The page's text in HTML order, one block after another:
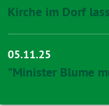
Kirche im Dorf
05.11.25
"Minister Blume